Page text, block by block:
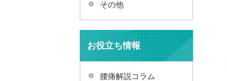
その他
お役立ち情報
腰痛解説コラム